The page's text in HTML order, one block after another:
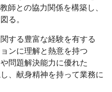
師との協力関係を構築し、
る。
する豊富な経験を有する
ンに理解と熱意を持つ
問題解決能力に優れた
、献身精神を持って業務に